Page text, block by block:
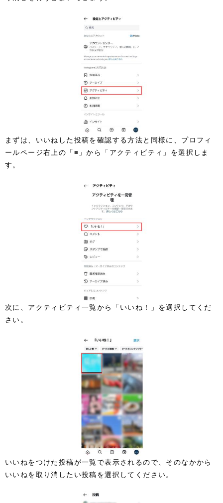
まずは、いいねした投稿を確認する方法と同様に、プロフィ
ールページ右上の「≡」から「アクティビティ」を選択しま
す。
次に、アクティビティ一覧から「いいね！」を選択してくだ
さい。
いいねをつけた投稿が一覧で表示されるので、そのなかから
いいねを取り消したい投稿を選択してください。